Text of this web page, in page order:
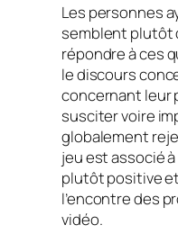
Les personnes
semblent plutôt
répondre à ces
le discours
concernant
susciter voire
globalement
jeu est associé
plutôt positive
l’encontre des
vidéo.